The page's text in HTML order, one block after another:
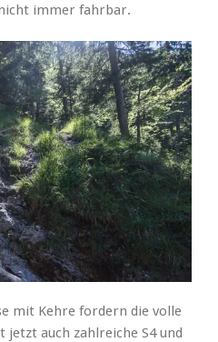
immer fahrbar.
mit Kehre fordern die volle
auch zahlreiche S4 und